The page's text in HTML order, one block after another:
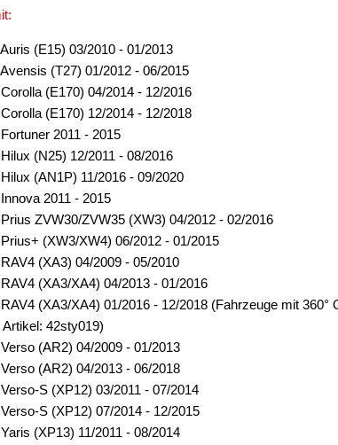
(E15) 03/2010 - 01/2013
(T27) 01/2012 - 06/2015
(E170) 04/2014 - 12/2016
(E170) 12/2014 - 12/2018
2011 - 2015
(N25) 12/2011 - 08/2016
(AN1P) 11/2016 - 09/2020
2011 - 2015
ZVW30/ZVW35 (XW3) 04/2012 - 02/2016
(XW3/XW4) 06/2012 - 01/2015
(XA3) 04/2009 - 05/2010
(XA3/XA4) 04/2013 - 01/2016
(XA3/XA4) 01/2016 - 12/2018 (Fahrzeuge mit
Artikel: 42sty019)
(AR2) 04/2009 - 01/2013
(AR2) 04/2013 - 06/2018
S (XP12) 03/2011 - 07/2014
S (XP12) 07/2014 - 12/2015
(XP13) 11/2011 - 08/2014